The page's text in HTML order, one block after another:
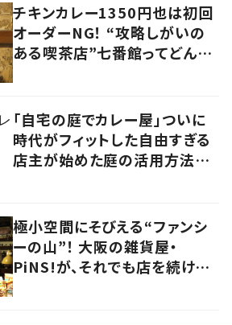
チキンカレー1350円也は初回
オーダーNG！ “攻略しがいの
ある喫茶店”七番館ってどんな
「自宅の庭でカレー屋」ついに
時代がフィットした自由すぎる
店主が始めた庭の活用方法に
極小空間にそびえる“ファンシ
ーの山”！ 大阪の雑貨屋・
PiNS!が、それでも店を続ける